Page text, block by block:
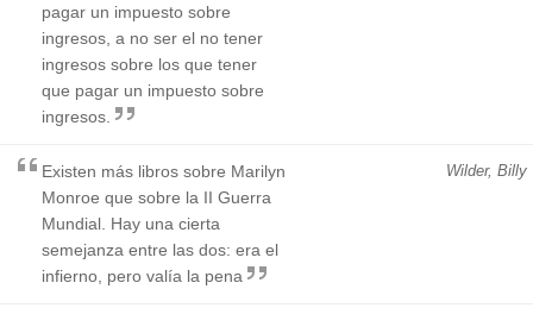
pagar un impuesto sobre
ingresos, a no ser el no tener
ingresos sobre los que tener
que pagar un impuesto sobre
ingresos.
Wilder, Billy
Existen más libros sobre Marilyn
Monroe que sobre la II Guerra
Mundial. Hay una cierta
semejanza entre las dos: era el
infierno, pero valía la pena